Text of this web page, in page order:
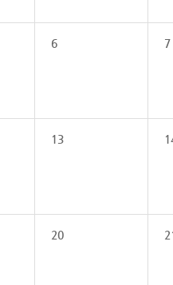
6 7
13
20